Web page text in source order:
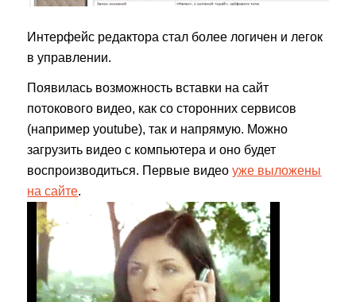
Интерфейс редактора стал более логичен и легок
в управлении.
Появилась возможность вставки на сайт
потокового видео, как со сторонних сервисов
(например youtube), так и напрямую. Можно
загрузить видео с компьютера и оно будет
воспроизводиться. Первые видеоуже выложены
на сайте.